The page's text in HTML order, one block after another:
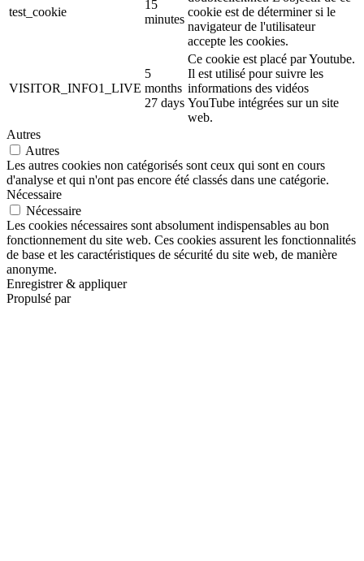
test_cookie
15
minutes
cookie est de déterminer si le
navigateur de l'utilisateur
accepte les cookies.
VISITOR_INFO1_LIVE
5
months
27 days
Ce cookie est placé par Youtube.
Il est utilisé pour suivre les
informations des vidéos
YouTube intégrées sur un site
web.
Autres
Autres
Les autres cookies non catégorisés sont ceux qui sont en cours
d'analyse et qui n'ont pas encore été classés dans une catégorie.
Nécessaire
Nécessaire
Les cookies nécessaires sont absolument indispensables au bon
fonctionnement du site web. Ces cookies assurent les fonctionnalités
de base et les caractéristiques de sécurité du site web, de manière
anonyme.
Enregistrer & appliquer
Propulsé par